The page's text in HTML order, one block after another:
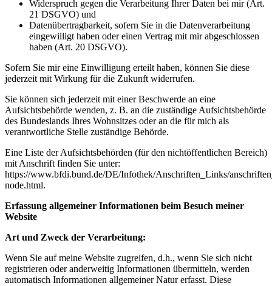
Widerspruch gegen die Verarbeitung Ihrer Daten bei mir (Art.
21 DSGVO) und
Datenübertragbarkeit, sofern Sie in die Datenverarbeitung
eingewilligt haben oder einen Vertrag mit mir abgeschlossen
haben (Art. 20 DSGVO).
Sofern Sie mir eine Einwilligung erteilt haben, können Sie diese
jederzeit mit Wirkung für die Zukunft widerrufen.
Sie können sich jederzeit mit einer Beschwerde an eine
Aufsichtsbehörde wenden, z. B. an die zuständige Aufsichtsbehörde
des Bundeslands Ihres Wohnsitzes oder an die für mich als
verantwortliche Stelle zuständige Behörde.
Eine Liste der Aufsichtsbehörden (für den nichtöffentlichen Bereich)
mit Anschrift finden Sie unter:
https://www.bfdi.bund.de/DE/Infothek/Anschriften_Links/
node.html.
Erfassung allgemeiner Informationen beim Besuch meiner
Website
Art und Zweck der Verarbeitung:
Wenn Sie auf meine Website zugreifen, d.h., wenn Sie sich nicht
registrieren oder anderweitig Informationen übermitteln, werden
automatisch Informationen allgemeiner Natur erfasst. Diese